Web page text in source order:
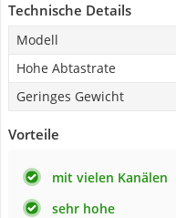
Technische Details
Modell
Hohe Abtastrate
Geringes Gewicht
Vorteile
mit vielen Kanälen
sehr hohe